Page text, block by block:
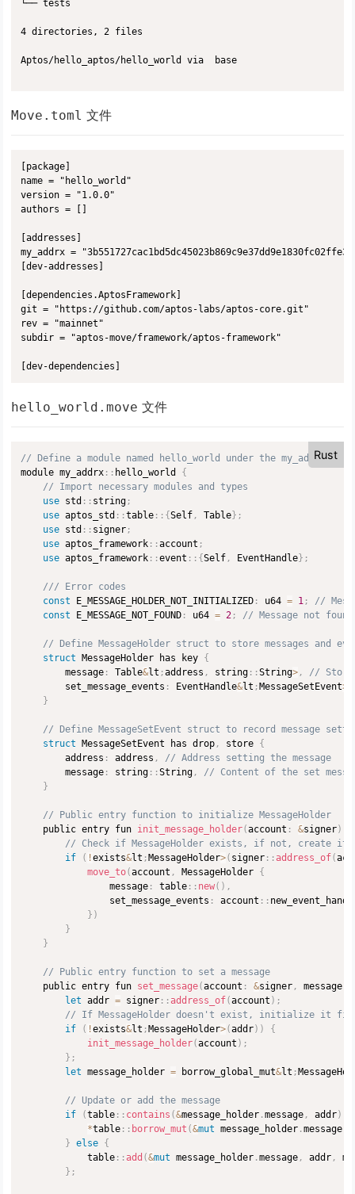
└── tests
4 directories, 2 files
Aptos/hello_aptos/hello_world via  base
Move.toml 文件
[package]
name = "hello_world"
version = "1.0.0"
authors = []
[addresses]
my_addrx =
[dev-addresses]
[dependencies.AptosFramework]
git = "https://github.com/aptos-labs/aptos-core.git"
rev = "mainnet"
subdir = "aptos-move/framework/aptos-framework"
hello_world.move 文件
Rust
// Define a module named hello_world under the my_addrx
module my_addrx : : hello_world {
// Import necessary modules and types
use std : : string ;
use aptos_std : :table : : {Self , Table } ;
use std : : signer ;
use aptos_framework : :account ;
use aptos_framework : :event : : {Self , EventHandle } ;
/// Error codes
const
E_MESSAGE_HOLDER_NOT_INITIALIZED : u64 = 1 ;
//
const
E_MESSAGE_NOT_FOUND : u64 = 2 ; // Message not found
// Define MessageHolder struct to store messages and
struct
MessageHolder has key {
        message
: Table&lt ;address , string : :String> ,
// Store
        set_message_events
: EventHandle&lt ; MessageSetEvent>
}
// Define MessageSetEvent struct to record message
struct
MessageSetEvent has drop , store {
        address
: address ,
// Address setting the message
        message
: string : :String ,
// Content of the set
}
// Public entry function to initialize MessageHolder
    public entry fun
init_message_holder(account : &signer)
// Check if MessageHolder exists, if not, create it
if
( !exists&lt ; MessageHolder>( signer : : address_of(
move_to(account , MessageHolder {
                message
: table : : new( ) ,
                set_message_events
: account : :
} )
}
}
// Public entry function to set a message
    public entry fun
set_message(account : &signer , message
let addr = signer : : address_of(account ) ;
// If MessageHolder doesn't exist, initialize it
if
( !exists&lt ; MessageHolder>(addr) )
{
init_message_holder(account ) ;
} ;
let message_holder = borrow_global_mut&lt ;
// Update or add the message
if
(table : : contains (&message_holder .message , addr)
*table : : borrow_mut (&mut message_holder .message
}
else {
            table
: : add (&mut message_holder .message , addr ,
} ;